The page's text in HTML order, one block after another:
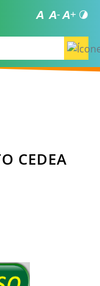
CEDEA